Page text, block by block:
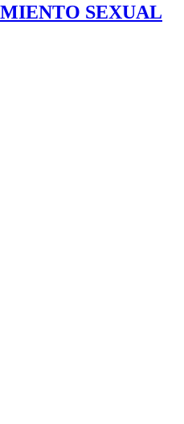
SEXUAL